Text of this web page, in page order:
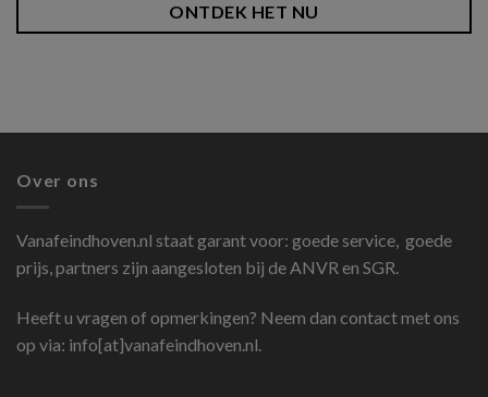
ONTDEK HET NU
Over ons
Vanafeindhoven.nl staat garant voor: goede service, goede
prijs, partners zijn aangesloten bij de ANVR en SGR.
Heeft u vragen of opmerkingen? Neem dan contact met ons
op via: info[at]vanafeindhoven.nl.